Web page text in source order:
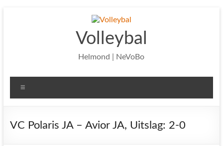
Volleybal
Helmond | NeVoBo
VC Polaris JA – Avior JA, Uitslag: 2-0